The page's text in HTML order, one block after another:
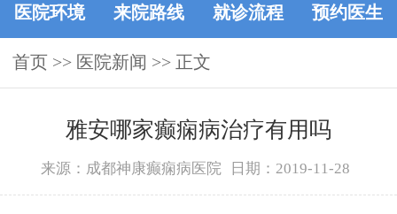
医院环境 来院路线 就诊流程 预约医生
首页 >> 医院新闻 >> 正文
雅安哪家癫痫病治疗有用吗
来源：成都神康癫痫病医院 日期：2019-11-28